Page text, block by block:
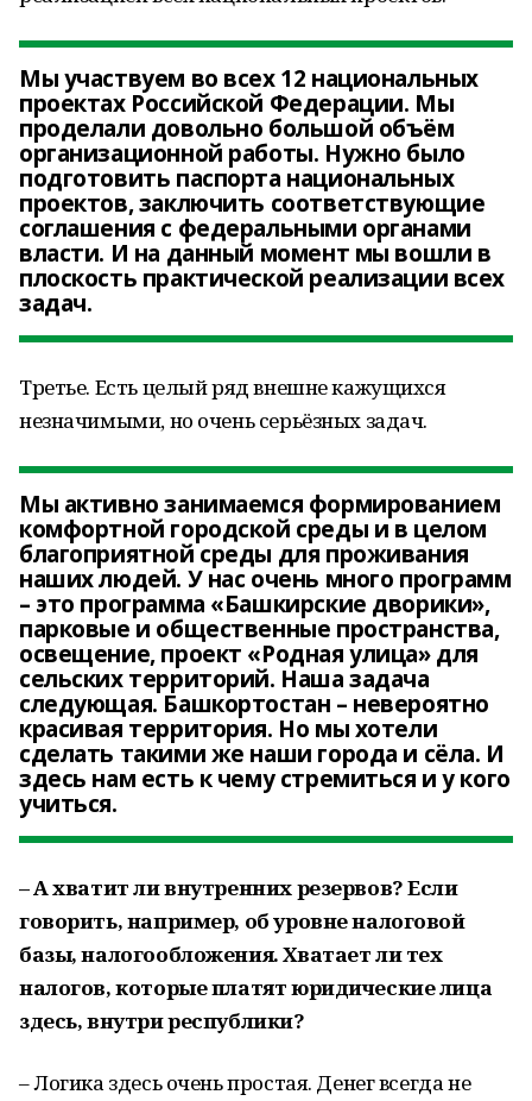
Мы участвуем во всех 12 национальных
проектах Российской Федерации. Мы
проделали довольно большой объём
организационной работы. Нужно было
подготовить паспорта национальных
проектов, заключить соответствующие
соглашения с федеральными органами
власти. И на данный момент мы вошли в
плоскость практической реализации всех
задач.
Третье. Есть целый ряд внешне кажущихся
незначимыми, но очень серьёзных задач.
Мы активно занимаемся формированием
комфортной городской среды и в целом
благоприятной среды для проживания
наших людей. У нас очень много программ
– это программа «Башкирские дворики»,
парковые и общественные пространства,
освещение, проект «Родная улица» для
сельских территорий. Наша задача
следующая. Башкортостан – невероятно
красивая территория. Но мы хотели
сделать такими же наши города и сёла. И
здесь нам есть к чему стремиться и у кого
учиться.
– А хватит ли внутренних резервов? Если
говорить, например, об уровне налоговой
базы, налогообложения. Хватает ли тех
налогов, которые платят юридические лица
здесь, внутри республики?
– Логика здесь очень простая. Денег всегда не